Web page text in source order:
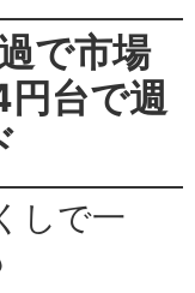
で市場
台で週
しで一